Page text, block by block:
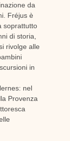
da
Fréjus è
soprattutto
di storia,
rivolge alle
in
nel
Provenza